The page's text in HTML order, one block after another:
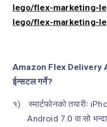
lego/flex-marketing-
lego/flex-marketing-
Amazon Flex Delivery
ईन्सटल गर्ने?
१) स्मार्टफोनको तयारीः
Android 7.0 वा सो